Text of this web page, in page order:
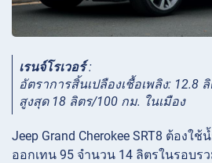
เรนจ์โรเวอร์:
อัตราการสิ้นเปลืองเชื้อเพลิง: 12.8
สูงสุด 18 ลิตร/100 กม. ในเมือง
Jeep Grand Cherokee SRT8 ต้องใ
ออกเทน 95 จำนวน 14 ลิตรในรอบร